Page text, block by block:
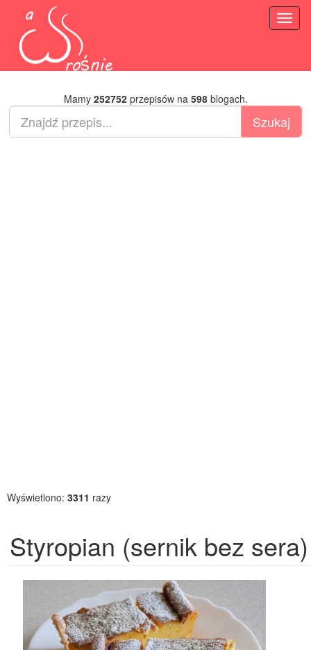
Mamy 252752przepisów na 598blogach.
Wyświetlono: 3311 razy
Styropian (sernik bez sera)